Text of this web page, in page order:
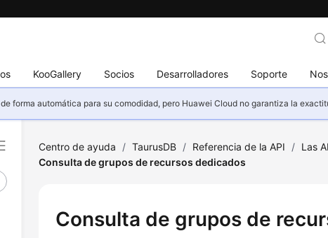
KooGallery Socios Desarrolladores Soporte
forma automática para su comodidad, pero Huawei Cloud no garantiza la
Centro de ayuda / TaurusDB / Referencia de la API / Las
Consulta de grupos de recursos dedicados
Consulta de grupos de